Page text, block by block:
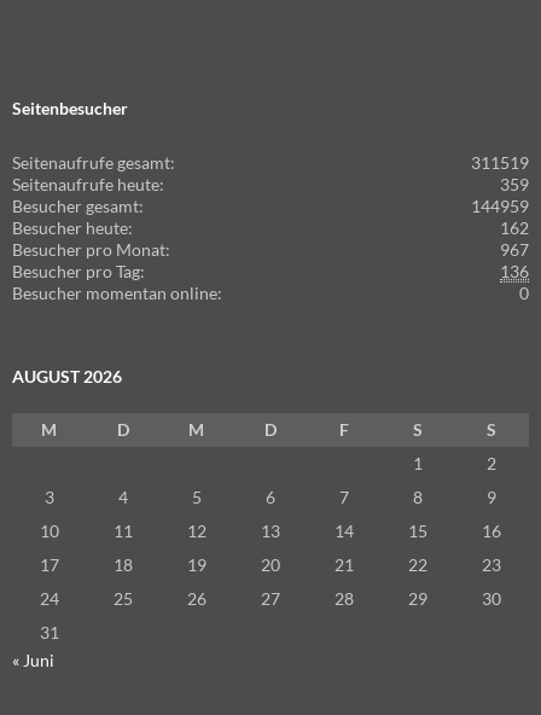
Seitenbesucher
311519
Seitenaufrufe gesamt:
359
Seitenaufrufe heute:
144959
Besucher gesamt:
162
Besucher heute:
967
Besucher pro Monat:
136
Besucher pro Tag:
0
Besucher momentan online:
AUGUST 2026
M D M D F S
S
1
2
3
4 5 6 7 8
9
10
11 12 13 14 15
16
17
18 19 20 21 22
23
24
25 26 27 28 29
30
31
« Juni